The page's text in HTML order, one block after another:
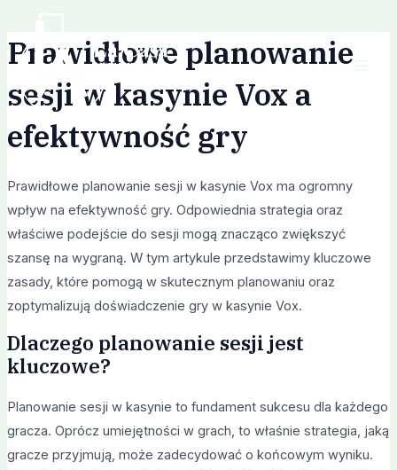
content
Prawidłowe planowanie
sesji w kasynie Vox a
efektywność gry
Prawidłowe planowanie sesji w kasynie Vox ma ogromny
wpływ na efektywność gry. Odpowiednia strategia oraz
właściwe podejście do sesji mogą znacząco zwiększyć
szansę na wygraną. W tym artykule przedstawimy kluczowe
zasady, które pomogą w skutecznym planowaniu oraz
zoptymalizują doświadczenie gry w kasynie Vox.
Dlaczego planowanie sesji jest
kluczowe?
Planowanie sesji w kasynie to fundament sukcesu dla każdego
gracza. Oprócz umiejętności w grach, to właśnie strategia, jaką
gracze przyjmują, może zadecydować o końcowym wyniku.